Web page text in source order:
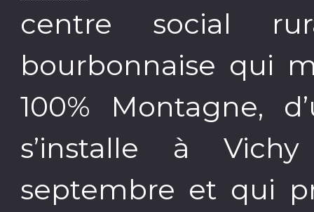
centre social
bourbonnaise qui
100% Montagne,
s’installe à
septembre et qui